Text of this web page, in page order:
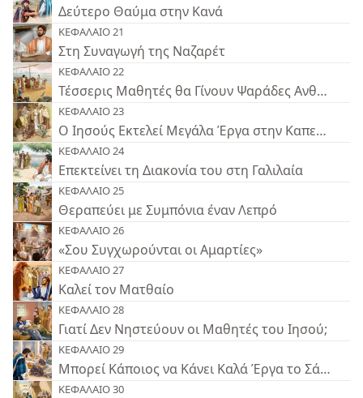
Δεύτερο Θαύμα στην Κανά
ΚΕΦΑΛΑΙΟ 21
Στη Συναγωγή της Ναζαρέτ
ΚΕΦΑΛΑΙΟ 22
Τέσσερις Μαθητές θα Γίνουν Ψαράδες Ανθρώπων
ΚΕΦΑΛΑΙΟ 23
Ο Ιησούς Εκτελεί Μεγάλα Έργα στην Καπερναούμ
ΚΕΦΑΛΑΙΟ 24
Επεκτείνει τη Διακονία του στη Γαλιλαία
ΚΕΦΑΛΑΙΟ 25
Θεραπεύει με Συμπόνια έναν Λεπρό
ΚΕΦΑΛΑΙΟ 26
«Σου Συγχωρούνται οι Αμαρτίες»
ΚΕΦΑΛΑΙΟ 27
Καλεί τον Ματθαίο
ΚΕΦΑΛΑΙΟ 28
Γιατί Δεν Νηστεύουν οι Μαθητές του Ιησού;
ΚΕΦΑΛΑΙΟ 29
Μπορεί Κάποιος να Κάνει Καλά Έργα το Σάββατο;
ΚΕΦΑΛΑΙΟ 30